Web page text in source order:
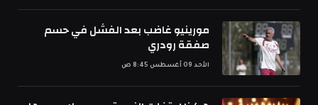
مورينيو غاضب بعد الفشل في حسم
صفقة رودري
الأحد 09 أغسطس 8:45 ص